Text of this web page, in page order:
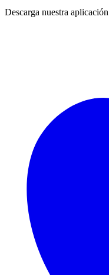
Descarga nuestra aplicación